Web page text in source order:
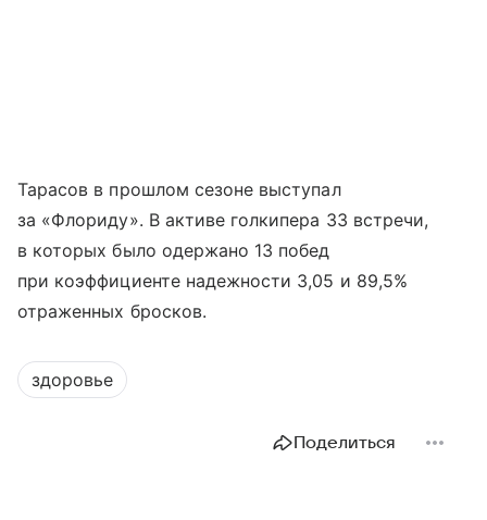
Тарасов в прошлом сезоне выступал
за «Флориду». В активе голкипера 33 встречи,
в которых было одержано 13 побед
при коэффициенте надежности 3,05 и 89,5%
отраженных бросков.
здоровье
Поделиться